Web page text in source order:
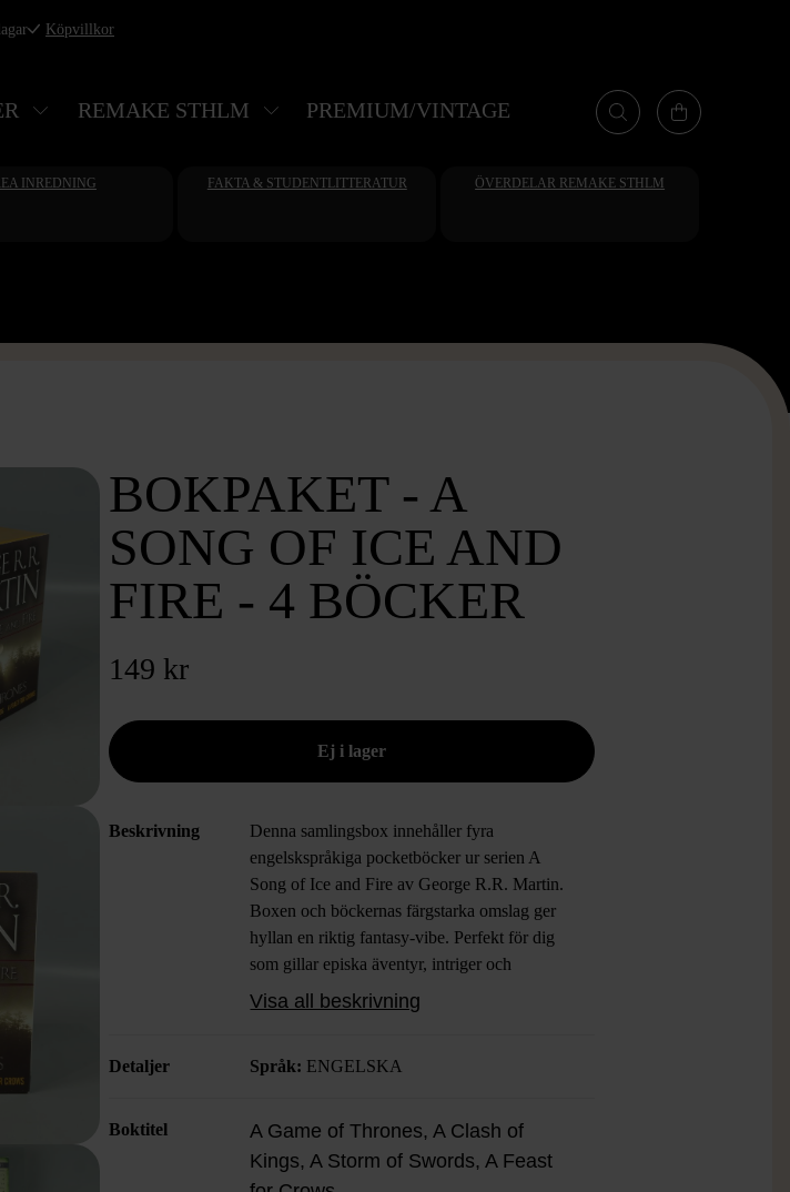
Köpvillkor
REMAKE STHLM PREMIUM/VINTAGE
INREDNING FAKTA & STUDENTLITTERATUR ÖVERDELAR REMAKE STHLM
BOKPAKET - A
SONG OF ICE AND
FIRE - 4 BÖCKER
149 kr
Beskrivning
Denna samlingsbox innehåller fyra
engelskspråkiga pocketböcker ur serien A
Song of Ice and Fire av George R.R. Martin.
Boxen och böckernas färgstarka omslag ger
hyllan en riktig fantasy-vibe. Perfekt för dig
som gillar episka äventyr, intriger och
fängslande berättelser. Lätt att ta med tack vare
Visa all beskrivning
Detaljer Språk: ENGELSKA
Boktitel
A Game of Thrones, A Clash of
Kings, A Storm of Swords, A Feast